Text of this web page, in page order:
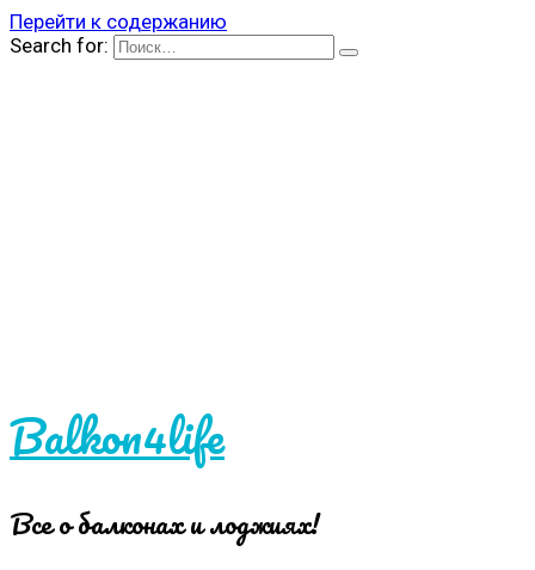
Перейти к содержанию
Search for:
Balkon4life
Все о балконах и лоджиях!